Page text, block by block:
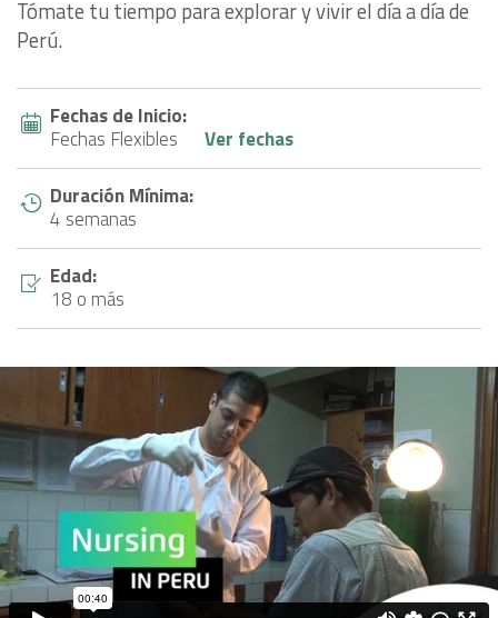
Tómate tu tiempo para explorar y vivir el día a día de
Perú.
Fechas de Inicio:
Fechas Flexibles
Ver fechas
Duración Mínima:
4 semanas
Edad:
18 o más